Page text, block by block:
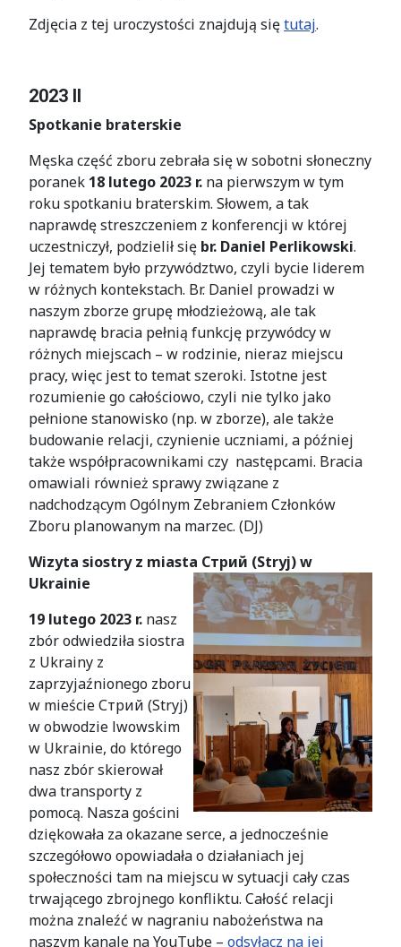
Zdjęcia z tej uroczystości znajdują siętutaj.
2023 II
Spotkanie braterskie
Męska część zboru zebrała się w sobotni słoneczny
poranek 18 lutego 2023 r. na pierwszym w tym
roku spotkaniu braterskim. Słowem, a tak
naprawdę streszczeniem z konferencji w której
uczestniczył, podzielił się br. Daniel Perlikowski.
Jej tematem było przywództwo, czyli bycie liderem
w różnych kontekstach. Br. Daniel prowadzi w
naszym zborze grupę młodzieżową, ale tak
naprawdę bracia pełnią funkcję przywódcy w
różnych miejscach – w rodzinie, nieraz miejscu
pracy, więc jest to temat szeroki. Istotne jest
rozumienie go całościowo, czyli nie tylko jako
pełnione stanowisko (np. w zborze), ale także
budowanie relacji, czynienie uczniami, a później
także współpracownikami czy następcami. Bracia
omawiali również sprawy związane z
nadchodzącym Ogólnym Zebraniem Członków
Zboru planowanym na marzec. (DJ)
Wizyta siostry z miasta Стрий (Stryj) w
Ukrainie
19 lutego 2023 r. nasz
zbór odwiedziła siostra
z Ukrainy z
zaprzyjaźnionego zboru
w mieście Стрий (Stryj)
w obwodzie lwowskim
w Ukrainie, do którego
nasz zbór skierował
dwa transporty z
pomocą. Nasza gościni
dziękowała za okazane serce, a jednocześnie
szczegółowo opowiadała o działaniach jej
społeczności tam na miejscu w sytuacji cały czas
trwającego zbrojnego konfliktu. Całość relacji
można znaleźć w nagraniu nabożeństwa na
naszym kanale na YouTube – odsyłacz na jej